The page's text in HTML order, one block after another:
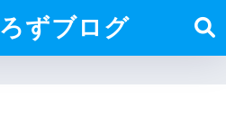
ずブログ